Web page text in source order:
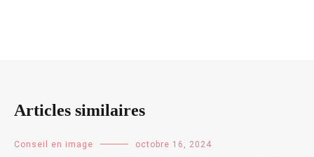
Articles similaires
Conseil en image octobre 16, 2024